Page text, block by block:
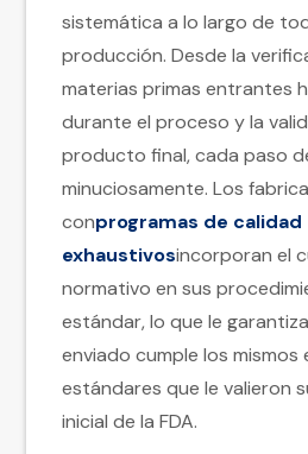
sistemática a lo largo de
producción. Desde la
materias primas entrantes
durante el proceso y la
producto final, cada paso
minuciosamente. Los
conprogramas de calidad
exhaustivosincorporan el
normativo en sus
estándar, lo que le
enviado cumple los mismos
estándares que le valieron
inicial de la FDA.